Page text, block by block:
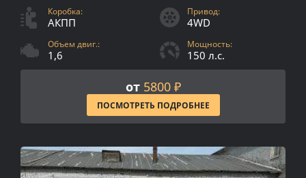
Коробка:
АКПП
Привод:
4WD
Объем двиг.:
1,6
Мощность:
150 л.с.
от 5800 ₽
ПОСМОТРЕТЬ ПОДРОБНЕЕ